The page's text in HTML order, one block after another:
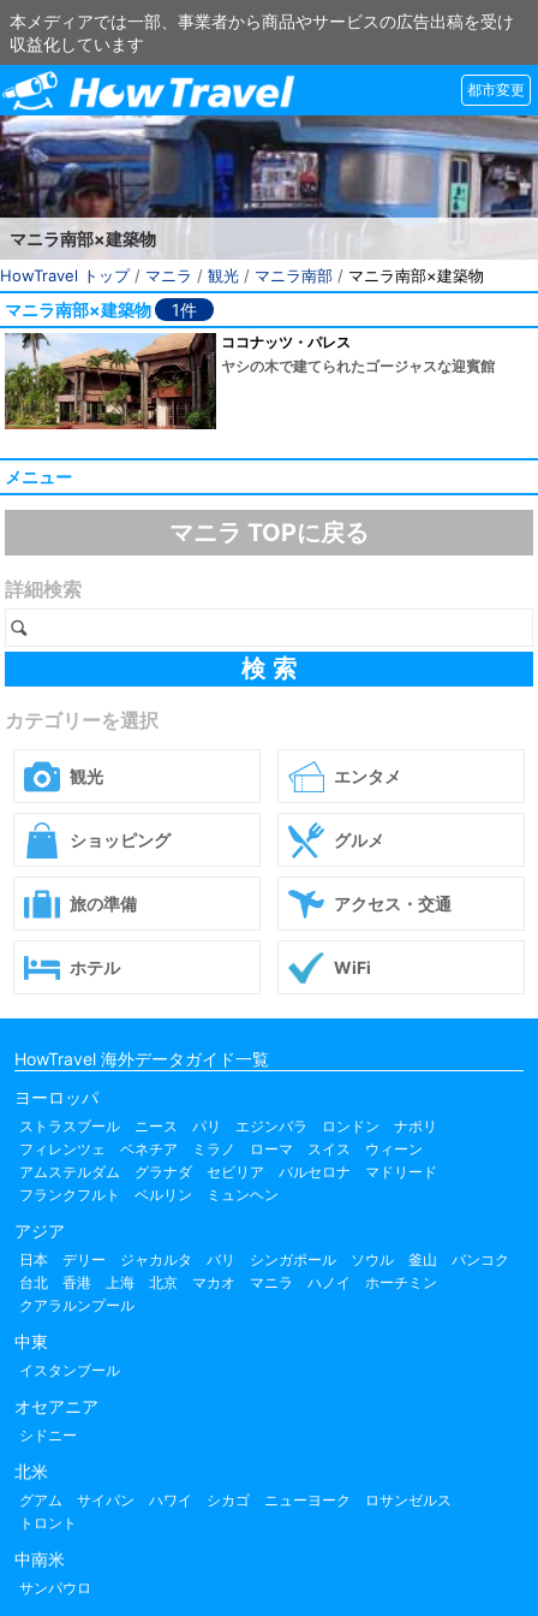
本メディアでは一部、事業者から商品やサービスの広告出稿を受け
収益化しています
都市変更
マニラ南部×建築物
HowTravel トップ/ マニラ / 観光 / マニラ南部 / マニラ南部×建築物
マニラ南部×建築物 1件
ココナッツ・パレス
ヤシの木で建てられたゴージャスな迎賓館
メニュー
マニラ TOPに戻る
詳細検索
カテゴリーを選択
観光 エンタメ
ショッピング グルメ
旅の準備 アクセス・交通
ホテル WiFi
HowTravel 海外データガイド一覧
ヨーロッパ
ストラスブール ニース パリ エジンバラ ロンドン
ナポリ
フィレンツェ
ベネチア ミラノ ローマ スイス
ウィーン
アムステルダム
グラナダ セビリア バルセロナ
マドリード
フランクフルト
ベルリン ミュンヘン
アジア
日本 デリー ジャカルタ バリ シンガポール ソウル 釜山
バンコク
台北
香港 上海 北京 マカオ マニラ ハノイ
ホーチミン
クアラルンプール
中東
イスタンブール
オセアニア
シドニー
北米
グアム サイパン ハワイ シカゴ ニューヨーク
ロサンゼルス
トロント
中南米
サンパウロ